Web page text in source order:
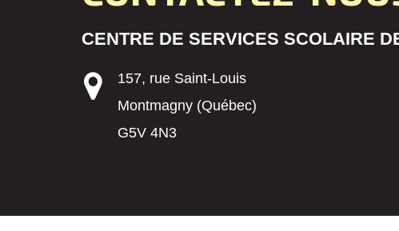
CENTRE DE SERVICES SCOLAIRE
157, rue Saint-Louis
Montmagny (Québec)
G5V 4N3